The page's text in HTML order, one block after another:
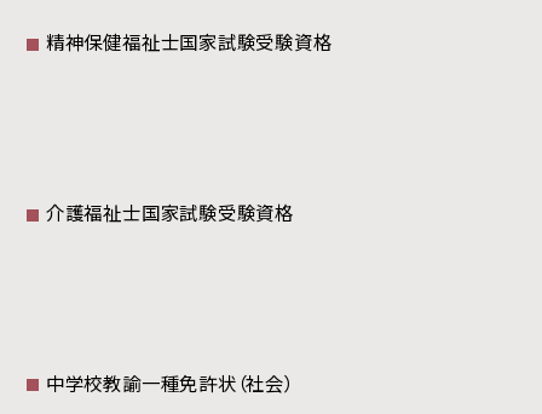
精神保健福祉士国家試験受験資格
介護福祉士国家試験受験資格
中学校教諭一種免許状（社会）